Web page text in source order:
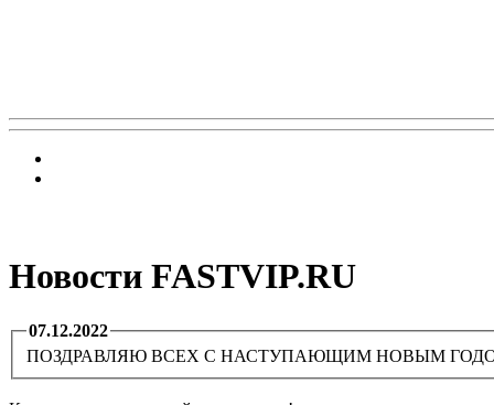
Новости FASTVIP.RU
07.12.2022
ПОЗДРАВЛЯЮ ВСЕХ С НАСТУПАЮЩИМ НОВЫМ